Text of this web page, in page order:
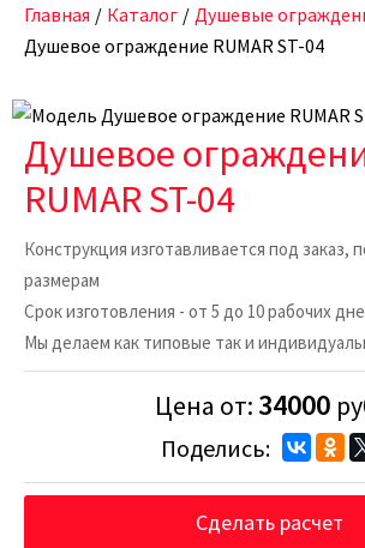
Главная / Каталог / Душевые
Душевое ограждение RUMAR ST-04
Душевое
RUMAR ST-04
Конструкция изготавливается под заказ,
размерам
Срок изготовления - от 5 до 10 рабочих
Мы делаем как типовые так и
Цена от: 34000
Поделись:
Сделать расчет